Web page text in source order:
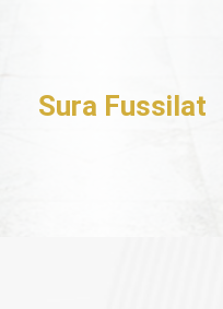
Sura Fussilat